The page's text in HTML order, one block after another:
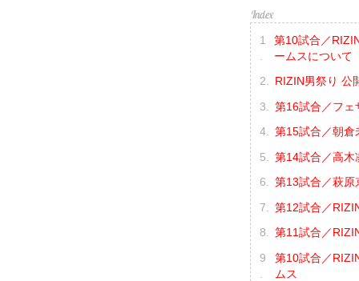
第10試合／
ームスについて
RIZIN男祭り 公
第16試合／フェ
第15試合／朝倉
第14試合／高木
第13試合／萩原
第12試合／
第11試合／
第10試合／
ムス